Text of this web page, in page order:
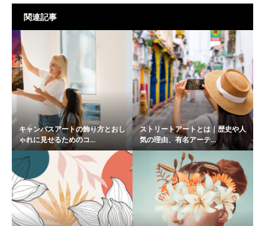
関連記事
キャンバスアートの飾り方とおし
ゃれに見せるためのコ...
ストリートアートとは｜歴史や人
気の理由、有名アーテ...